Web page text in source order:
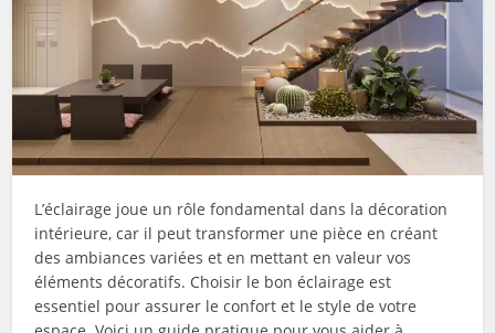
L’éclairage joue un rôle fondamental dans la décoration
intérieure, car il peut transformer une pièce en créant
des ambiances variées et en mettant en valeur vos
éléments décoratifs. Choisir le bon éclairage est
essentiel pour assurer le confort et le style de votre